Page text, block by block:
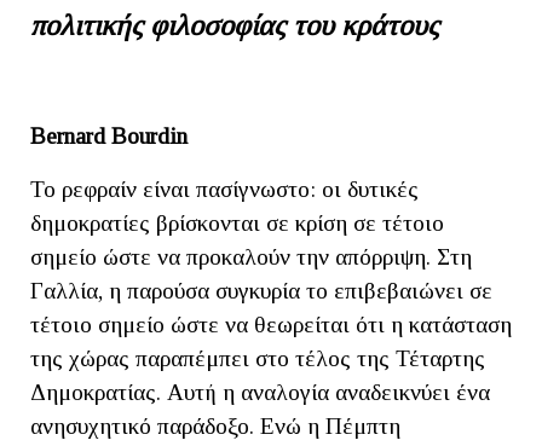
πολιτικής φιλοσοφίας του κράτους
Bernard Bourdin
Το ρεφραίν είναι πασίγνωστο: οι δυτικές
δημοκρατίες βρίσκονται σε κρίση σε τέτοιο
σημείο ώστε να προκαλούν την απόρριψη. Στη
Γαλλία, η παρούσα συγκυρία το επιβεβαιώνει σε
τέτοιο σημείο ώστε να θεωρείται ότι η κατάσταση
της χώρας παραπέμπει στο τέλος της Τέταρτης
Δημοκρατίας. Αυτή η αναλογία αναδεικνύει ένα
ανησυχητικό παράδοξο. Ενώ η Πέμπτη